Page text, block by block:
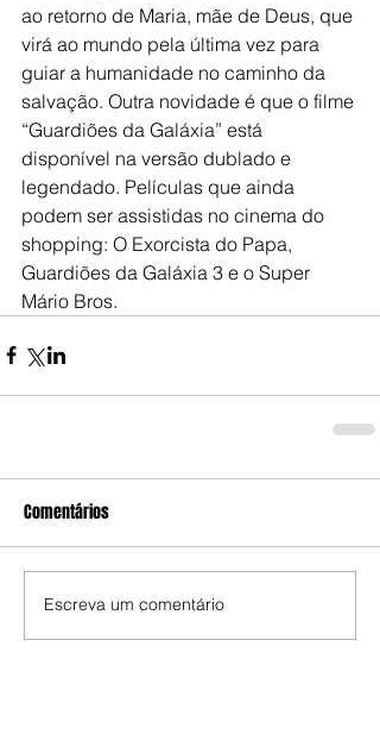
ao retorno de Maria, mãe de Deus, que
virá ao mundo pela última vez para
guiar a humanidade no caminho da
salvação. Outra novidade é que o filme
“Guardiões da Galáxia” está
disponível na versão dublado e
legendado. Películas que ainda
podem ser assistidas no cinema do
shopping: O Exorcista do Papa,
Guardiões da Galáxia 3 e o Super
Mário Bros.
Comentários
Escreva um comentário